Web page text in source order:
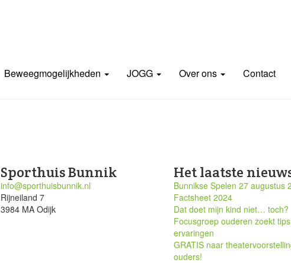
Beweegmogelijkheden JOGG Over ons Contact
Sporthuis Bunnik
info@sporthuisbunnik.nl
Rijneiland 7
3984 MA Odijk
Het laatste
Bunnikse Spelen 27 augustus
Factsheet 2024
Dat doet mijn kind niet… toch?
Focusgroep ouderen zoekt
ervaringen
GRATIS naar
ouders!